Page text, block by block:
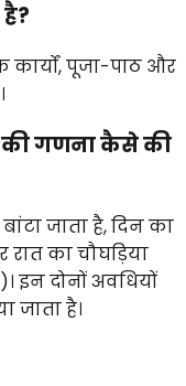
कार्यों, पूजा-पाठ और
की गणना कैसे की
जाता है, दिन का
रात का चौघड़िया
इन दोनों अवधियों
जाता है।